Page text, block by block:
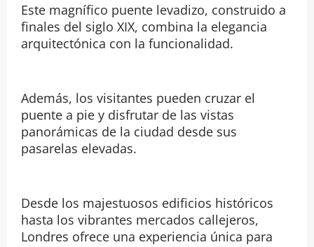
Este magnífico puente levadizo, construido a
finales del siglo XIX, combina la elegancia
arquitectónica con la funcionalidad.
Además, los visitantes pueden cruzar el
puente a pie y disfrutar de las vistas
panorámicas de la ciudad desde sus
pasarelas elevadas.
Desde los majestuosos edificios históricos
hasta los vibrantes mercados callejeros,
Londres ofrece una experiencia única para